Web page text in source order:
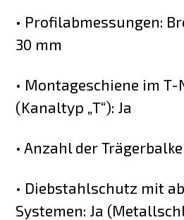
• Profilabmessungen:
30 mm
• Montageschiene im
(Kanaltyp „T“): Ja
• Anzahl der
• Diebstahlschutz mit
Systemen: Ja